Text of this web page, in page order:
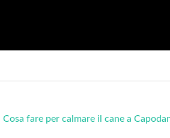
Cosa fare per calmare il cane a